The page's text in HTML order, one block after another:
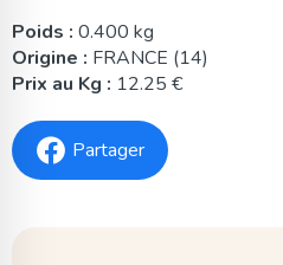
Poids : 0.400 kg
Origine : FRANCE (14)
Prix au Kg : 12.25 €
Partager